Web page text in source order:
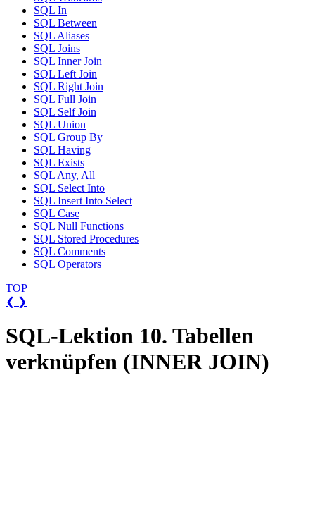
SQL In
SQL Between
SQL Aliases
SQL Joins
SQL Inner Join
SQL Left Join
SQL Right Join
SQL Full Join
SQL Self Join
SQL Union
SQL Group By
SQL Having
SQL Exists
SQL Any, All
SQL Select Into
SQL Insert Into Select
SQL Case
SQL Null Functions
SQL Stored Procedures
SQL Comments
SQL Operators
TOP
❮ ❯
SQL-Lektion 10. Tabellen
verknüpfen (INNER JOIN)